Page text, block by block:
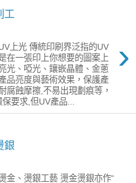
工
›
上光 傳統印刷界泛指的UV
在一張印上你想要的圖案上
光、啞光、鑲嵌晶體、金蔥
品亮度與藝術效果，保護產
腐蝕摩擦,不易出現劃痕等，
要求,但UV產品...
銀
金、燙銀工藝 燙金燙銀亦作“